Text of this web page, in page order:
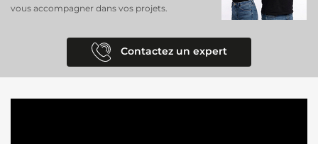
vous accompagner dans vos projets.
Contactez un expert